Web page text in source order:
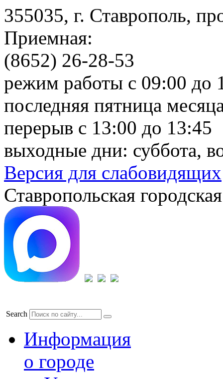
355035, г. Ставрополь,
Приемная:
(8652) 26-28-53
режим работы с 09:00 до
последняя пятница
перерыв с 13:00 до 13:45
выходные дни: суббота,
Версия для слабовидящих
Ставропольская
Search
Информация
о городе